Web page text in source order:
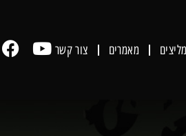
מאמרים צור קשר